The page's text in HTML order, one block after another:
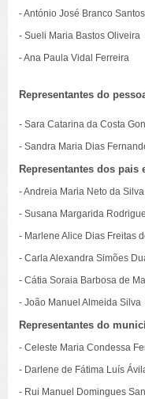
- António José Branco Santos
- Sueli Maria Bastos Oliveira
- Ana Paula Vidal Ferreira
Representantes do
- Sara Catarina da Costa
- Sandra Maria Dias
Representantes dos pais
- Andreia Maria Neto da
- Susana Margarida
- Marlene Alice Dias Freitas
- Carla Alexandra Simões
- Cátia Soraia Barbosa de
- João Manuel Almeida Silva
Representantes do
- Celeste Maria Condessa
- Darlene de Fátima Luís
- Rui Manuel Domingues